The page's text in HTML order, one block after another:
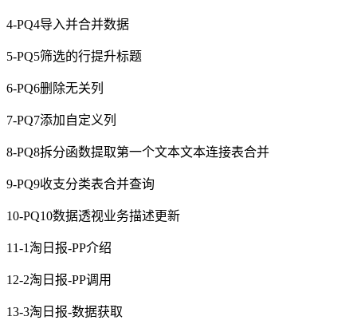
4-PQ4导入并合并数据
5-PQ5筛选的行提升标题
6-PQ6删除无关列
7-PQ7添加自定义列
8-PQ8拆分函数提取第一个文本文本连接表合并
9-PQ9收支分类表合并查询
10-PQ10数据透视业务描述更新
11-1淘日报-PP介绍
12-2淘日报-PP调用
13-3淘日报-数据获取